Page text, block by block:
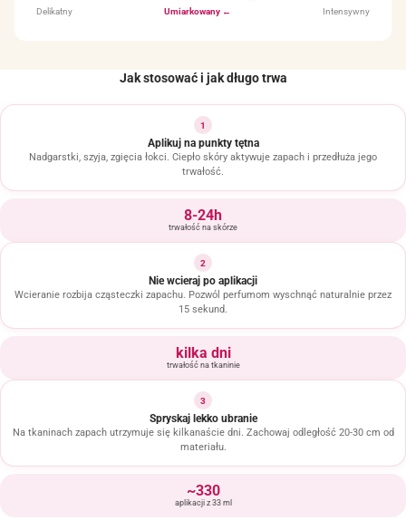
Delikatny Umiarkowany ← Intensywny
Jak stosować i jak długo trwa
1
Aplikuj na punkty tętna
Nadgarstki, szyja, zgięcia łokci. Ciepło skóry aktywuje zapach i przedłuża jego
trwałość.
8-24h
trwałość na skórze
2
Nie wcieraj po aplikacji
Wcieranie rozbija cząsteczki zapachu. Pozwól perfumom wyschnąć naturalnie przez
15 sekund.
kilka dni
trwałość na tkaninie
3
Spryskaj lekko ubranie
Na tkaninach zapach utrzymuje się kilkanaście dni. Zachowaj odległość 20-30 cm od
materiału.
~330
aplikacji z 33 ml